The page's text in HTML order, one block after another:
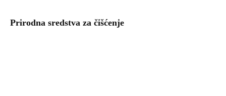
Prirodna sredstva za čišćenje